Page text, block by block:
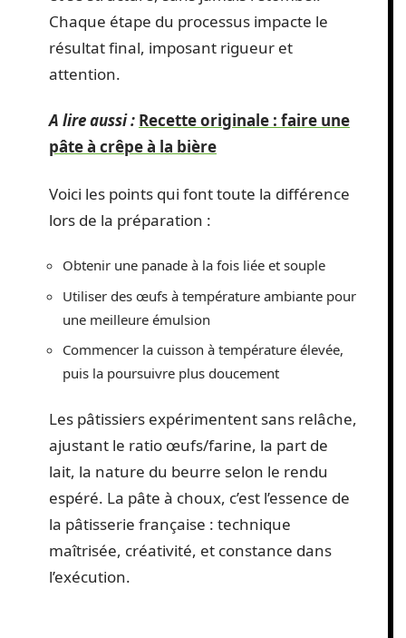
Chaque étape du processus impacte le
résultat final, imposant rigueur et
attention.
A lire aussi : Recette originale : faire une
pâte à crêpe à la bière
Voici les points qui font toute la différence
lors de la préparation :
Obtenir une panade à la fois liée et souple
Utiliser des œufs à température ambiante pour
une meilleure émulsion
Commencer la cuisson à température élevée,
puis la poursuivre plus doucement
Les pâtissiers expérimentent sans relâche,
ajustant le ratio œufs/farine, la part de
lait, la nature du beurre selon le rendu
espéré. La pâte à choux, c’est l’essence de
la pâtisserie française : technique
maîtrisée, créativité, et constance dans
l’exécution.